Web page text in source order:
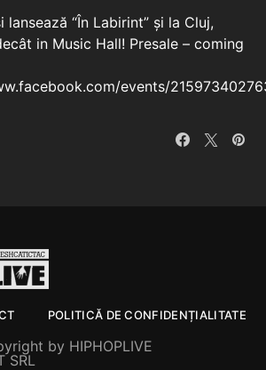
lansează “În Labirint” și la Cluj,
in Music Hall! Presale – coming
events/
POLITICĂ DE CONFIDENȚIALITATE
by HIPHOPLIVE
SRL